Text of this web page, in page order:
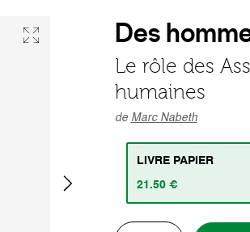
Des
Le rôle des
humaines
de Marc Nabeth
LIVRE PAPIER
21.50 €